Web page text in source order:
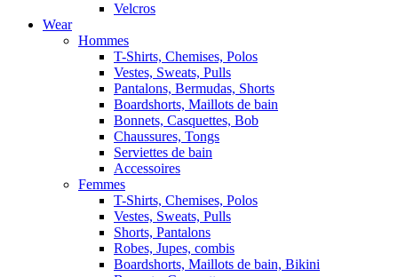
Velcros
Wear
Hommes
T-Shirts, Chemises, Polos
Vestes, Sweats, Pulls
Pantalons, Bermudas, Shorts
Boardshorts, Maillots de bain
Bonnets, Casquettes, Bob
Chaussures, Tongs
Serviettes de bain
Accessoires
Femmes
T-Shirts, Chemises, Polos
Vestes, Sweats, Pulls
Shorts, Pantalons
Robes, Jupes, combis
Boardshorts, Maillots de bain, Bikini